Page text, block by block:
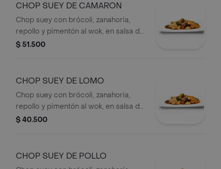
CHOP SUEY DE CAMARON
Chop suey con brócoli, zanahoria,
repollo y pimentón al wok, en salsa de
ostras,
$ 51.500
CHOP SUEY DE LOMO
Chop suey con brócoli, zanahoria,
repollo y pimentón al wok, en salsa de
ostras,
$ 40.500
CHOP SUEY DE POLLO